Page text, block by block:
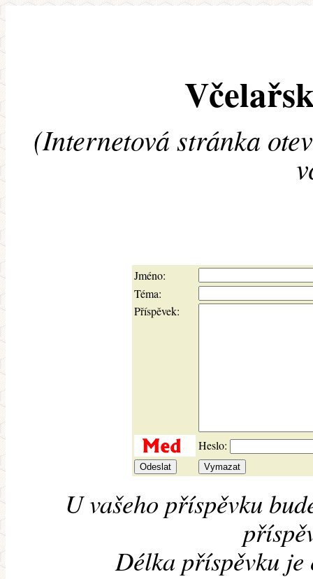
(Internetová stránka
Jméno:
Téma:
Příspěvek:
Heslo:
U vašeho příspěvku
Délka příspěvku je